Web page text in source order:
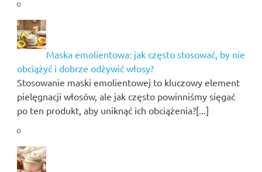
Maska emolientowa: jak często stosować, by nie
obciążyć i dobrze odżywić włosy?
Stosowanie maski emolientowej to kluczowy element
pielęgnacji włosów, ale jak często powinniśmy sięgać
po ten produkt, aby uniknąć ich obciążenia?[...]